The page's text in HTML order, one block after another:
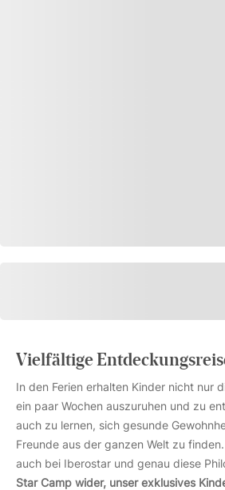
Vielfältige
In den Ferien erhalten Kinder nicht nur
ein paar Wochen auszuruhen und zu
auch zu lernen, sich gesunde
Freunde aus der ganzen Welt zu
auch bei Iberostar und genau diese
Star Camp wider, unser exklusives